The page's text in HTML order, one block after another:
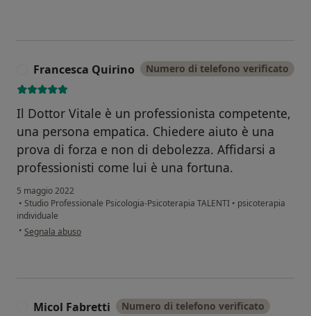
Francesca Quirino Numero di telefono verificato
Il Dottor Vitale è un professionista competente,
una persona empatica. Chiedere aiuto è una
prova di forza e non di debolezza. Affidarsi a
professionisti come lui è una fortuna.
5 maggio 2022
• Studio Professionale Psicologia-Psicoterapia TALENTI • psicoterapia
individuale
• secondo l'opinione dell'utente Francesca Quirino
Segnala abuso
Micol Fabretti Numero di telefono verificato